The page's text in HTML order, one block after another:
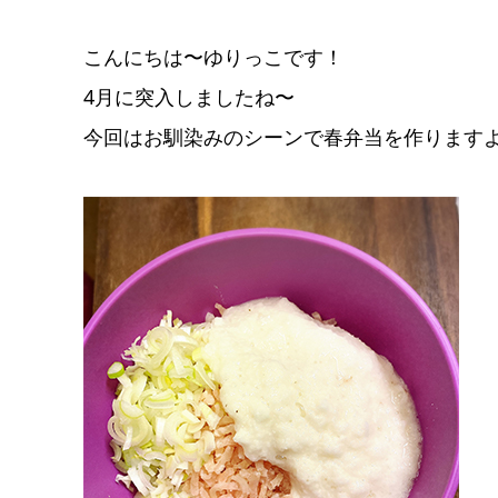
こんにちは〜ゆりっこです！
4月に突入しましたね〜
今回はお馴染みのシーンで春弁当を作ります